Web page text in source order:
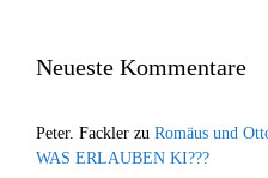
Neueste Kommentare
Peter. Fackler zu Romäus und
WAS ERLAUBEN KI???